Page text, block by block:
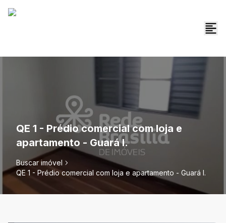
QE 1 - Prédio comercial com loja e
apartamento - Guará I.
Buscar imóvel
QE 1 - Prédio comercial com loja e apartamento - Guará I.